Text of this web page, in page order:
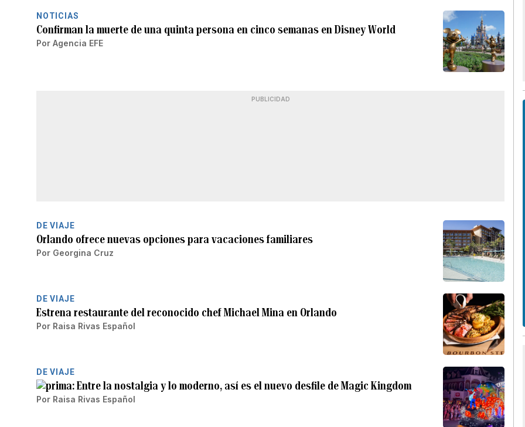
NOTICIAS
Confirman la muerte de una quinta persona en cinco semanas en Disney World
Por Agencia EFE
PUBLICIDAD
DE VIAJE
Orlando ofrece nuevas opciones para vacaciones familiares
Por Georgina Cruz
DE VIAJE
Estrena restaurante del reconocido chef Michael Mina en Orlando
Por Raisa Rivas Español
DE VIAJE
Entre la nostalgia y lo moderno, así es el nuevo desfile de Magic Kingdom
Por Raisa Rivas Español